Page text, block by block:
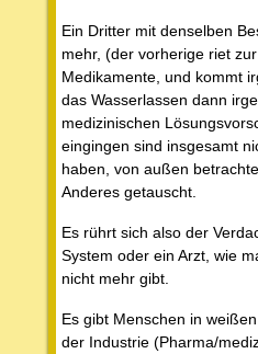
Ein Dritter mit denselben
mehr, (der vorherige riet
Medikamente, und kommt
das Wasserlassen dann
medizinischen
eingingen sind insgesamt
haben, von außen
Anderes getauscht.
Es rührt sich also der
System oder ein Arzt, wie
nicht mehr gibt.
Es gibt Menschen in
der Industrie (Pharma/